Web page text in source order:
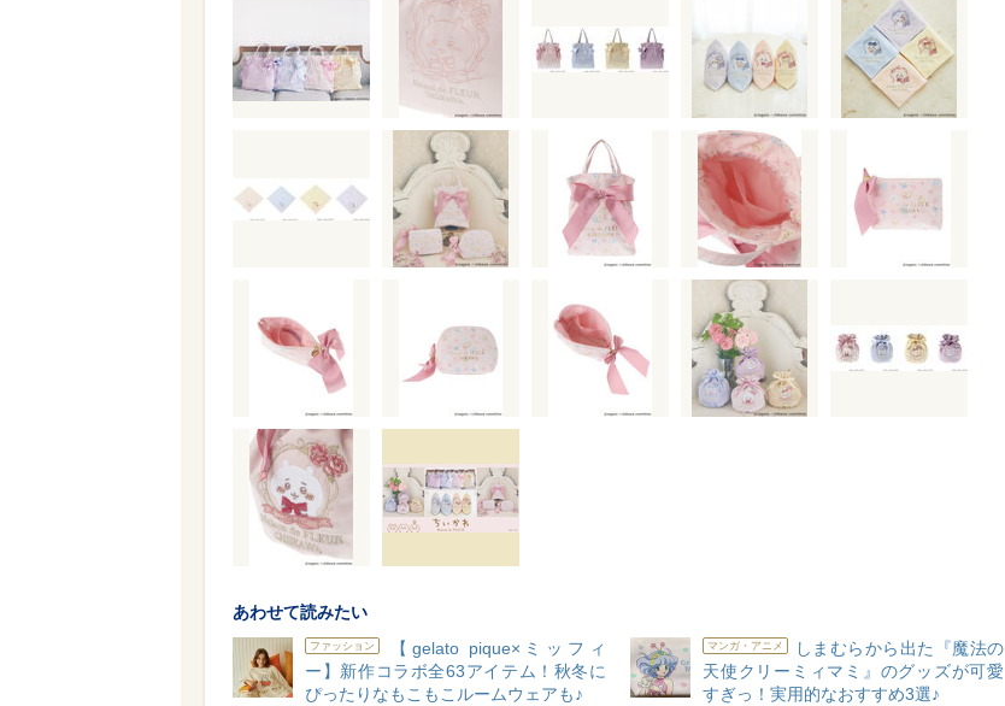
あわせて読みたい
ファッション
【gelato pique×ミッフィ
ー】新作コラボ全63アイテム！秋冬に
ぴったりなもこもこルームウェアも♪
マンガ・アニメ
しまむらから出た『魔法の
天使クリーミィマミ』のグッズが可愛
すぎっ！実用的なおすすめ3選♪